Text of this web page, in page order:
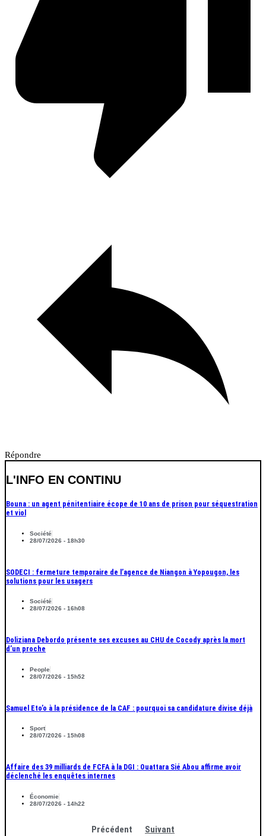
Répondre
L'INFO EN CONTINU
Bouna : un agent pénitentiaire écope de 10 ans de prison pour séquestration
et viol
Société
28/07/2026 - 18h30
SODECI : fermeture temporaire de l’agence de Niangon à Yopougon, les
solutions pour les usagers
Société
28/07/2026 - 16h08
Doliziana Debordo présente ses excuses au CHU de Cocody après la mort
d’un proche
People
28/07/2026 - 15h52
Samuel Eto’o à la présidence de la CAF : pourquoi sa candidature divise déjà
Sport
28/07/2026 - 15h08
Affaire des 39 milliards de FCFA à la DGI : Ouattara Sié Abou affirme avoir
déclenché les enquêtes internes
Économie
28/07/2026 - 14h22
Précédent Suivant